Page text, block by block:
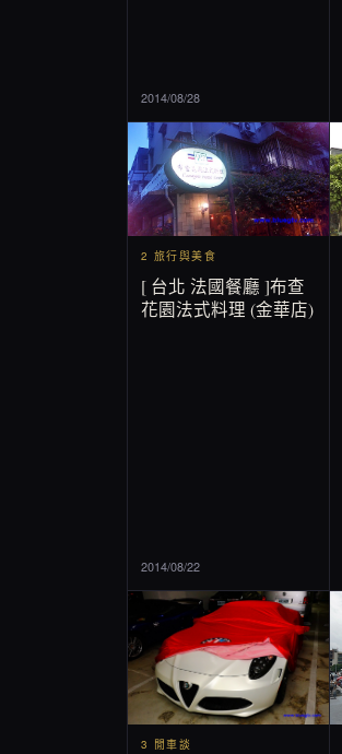
2014/08/28
2 旅行與美食
[ 台北 法國餐廳 ]布查
花園法式料理 (金華店)
2014/08/22
3 閒車談